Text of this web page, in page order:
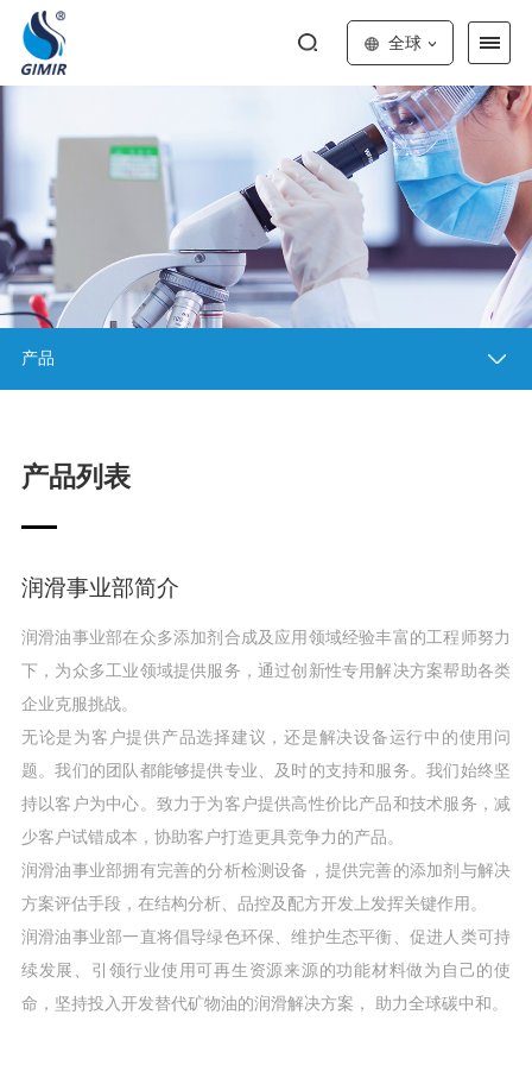
全球
产品
产品列表
润滑事业部简介
润滑油事业部在众多添加剂合成及应用领域经验丰富的工程师努力
下，为众多工业领域提供服务，通过创新性专用解决方案帮助各类
企业克服挑战。
无论是为客户提供产品选择建议，还是解决设备运行中的使用问
题。我们的团队都能够提供专业、及时的支持和服务。我们始终坚
持以客户为中心。致力于为客户提供高性价比产品和技术服务，减
少客户试错成本，协助客户打造更具竞争力的产品。
润滑油事业部拥有完善的分析检测设备，提供完善的添加剂与解决
方案评估手段，在结构分析、品控及配方开发上发挥关键作用。
润滑油事业部一直将倡导绿色环保、维护生态平衡、促进人类可持
续发展、引领行业使用可再生资源来源的功能材料做为自己的使
命，坚持投入开发替代矿物油的润滑解决方案， 助力全球碳中和。